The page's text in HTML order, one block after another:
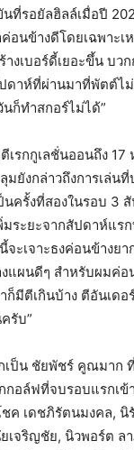
ที่รอยัลฮิลล์เมื่อปี
อนข้างดีโดยเฉพาะเ
างเบอร์ดี้เยอะขึ้น บ
ดาห์ที่ผ่านมาที่พัตต์ไ
ก็ทำสกอร์ไม่ได้”
เรกกูเลชั่นออนถึง
มยังกล่าวถึงการเล่
นครั้งที่สองในรอบ 3
ระยะจากสัปดาห์แรก
ะเจาะธงค่อนข้างยา
แผนดีๆ สำหรับผมค่อ
ก็มีตีเกินบ้าง ตีอันเด
รับ”
เป็น ชัยพัชร์ คูณมาก
อล์ฟที่จบรอบแรกเข้
ค เดชภิรัตนมงคล, นิ
เจริญชัย, นิวพอร์ต ล